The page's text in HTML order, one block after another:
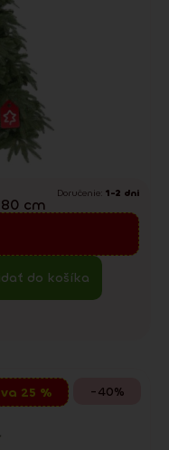
Doručenie: 1-2 dni
cm
do košíka
-40%
25 %